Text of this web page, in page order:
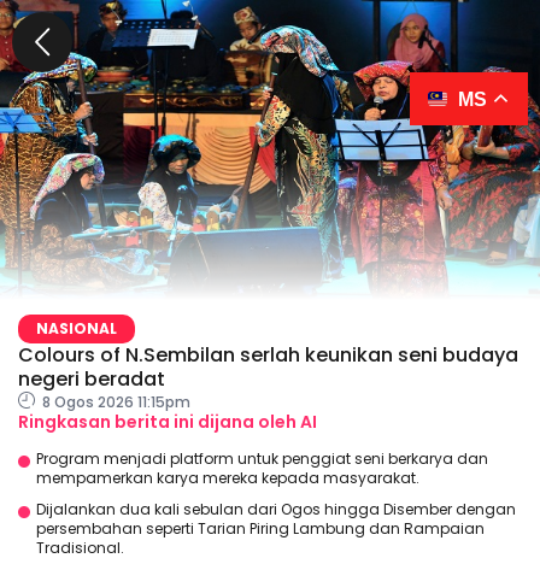
NASIONAL
Colours of N.Sembilan serlah keunikan seni budaya
negeri beradat
8 Ogos 2026 11:15pm
Ringkasan berita ini dijana oleh AI
Program menjadi platform untuk penggiat seni berkarya dan
mempamerkan karya mereka kepada masyarakat.
Dijalankan dua kali sebulan dari Ogos hingga Disember dengan
persembahan seperti Tarian Piring Lambung dan Rampaian
Tradisional.
MS